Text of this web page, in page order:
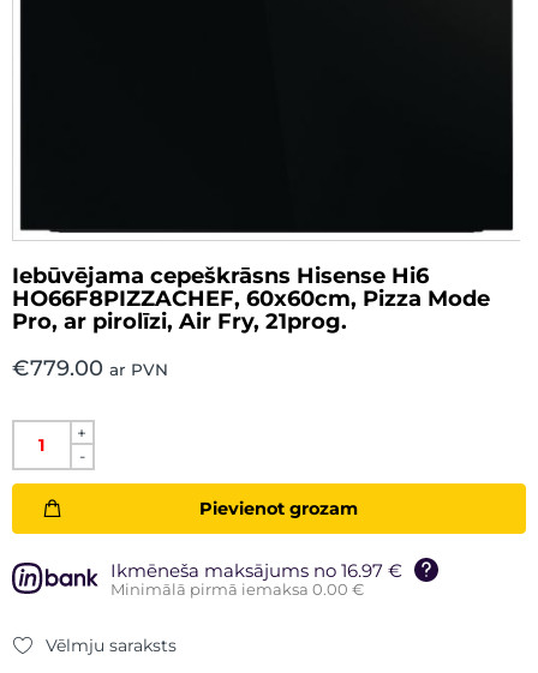
Iebūvējama cepeškrāsns Hisense Hi6
HO66F8PIZZACHEF, 60x60cm, Pizza Mode
Pro, ar pirolīzi, Air Fry, 21prog.
€779.00 ar PVN
+
-
Pievienot grozam
Ikmēneša maksājums no 16.97 €
Minimālā pirmā iemaksa 0.00 €
Vēlmju saraksts